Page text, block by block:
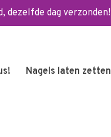
dezelfde dag verzonden!
Nagels laten zetten